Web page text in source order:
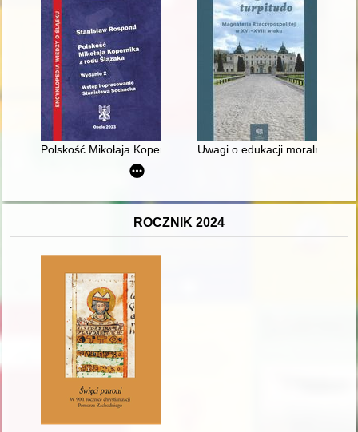
Polskość Mikołaja Kopernika z rodu ŚlązakaUwagi o edukacji moralnej
ROCZNIK 2024